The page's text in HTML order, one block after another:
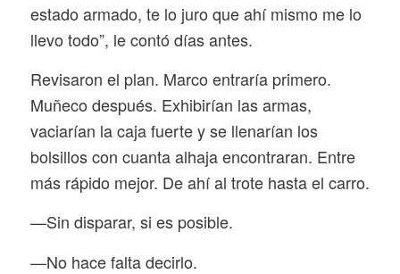
estado armado, te lo juro que ahí mismo me lo
llevo todo”, le contó días antes.
Revisaron el plan. Marco entraría primero.
Muñeco después. Exhibirían las armas,
vaciarían la caja fuerte y se llenarían los
bolsillos con cuanta alhaja encontraran. Entre
más rápido mejor. De ahí al trote hasta el carro.
—Sin disparar, si es posible.
—No hace falta decirlo.